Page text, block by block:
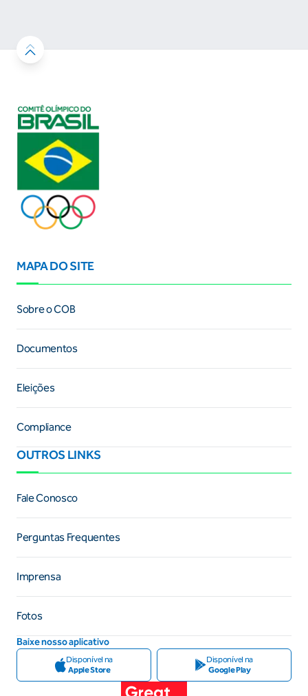
MAPA DO SITE
Sobre o COB
Documentos
Eleições
Compliance
OUTROS LINKS
Fale Conosco
Perguntas Frequentes
Imprensa
Fotos
Baixe nosso aplicativo
Disponível na
Apple Store
Disponível na
Google Play